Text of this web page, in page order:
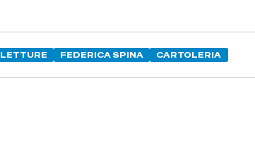
LETTURE FEDERICA SPINA CARTOLERIA